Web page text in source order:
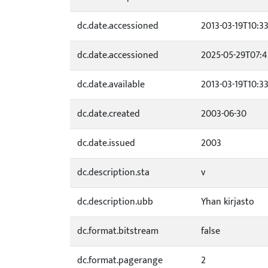
dc.date.accessioned
2013-03-
dc.date.accessioned
2025-05-
dc.date.available
2013-03-
dc.date.created
2003-06-30
dc.date.issued
2003
dc.description.sta
v
dc.description.ubb
Yhan kirjasto
dc.format.bitstream
false
dc.format.pagerange
2